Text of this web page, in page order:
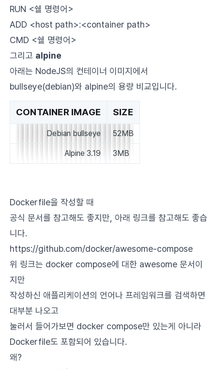
RUN <쉘 명령어>
ADD <host path>:<container path>
CMD <쉘 명령어>
그리고 alpine
아래는 NodeJS의 컨테이너 이미지에서
bullseye(debian)와 alpine의 용량 비교입니다.
CONTAINER IMAGE SIZE
Debian bullseye 52MB
Alpine 3.19 3MB
Dockerfile을 작성할 때
공식 문서를 참고해도 좋지만, 아래 링크를 참고해도 좋습
니다.
https://github.com/docker/awesome-compose
위 링크는 docker compose에 대한 awesome 문서이
지만
작성하신 애플리케이션의 언어나 프레임워크를 검색하면
대부분 나오고
눌러서 들어가보면 docker compose만 있는게 아니라
Dockerfile도 포함되어 있습니다.
왜?